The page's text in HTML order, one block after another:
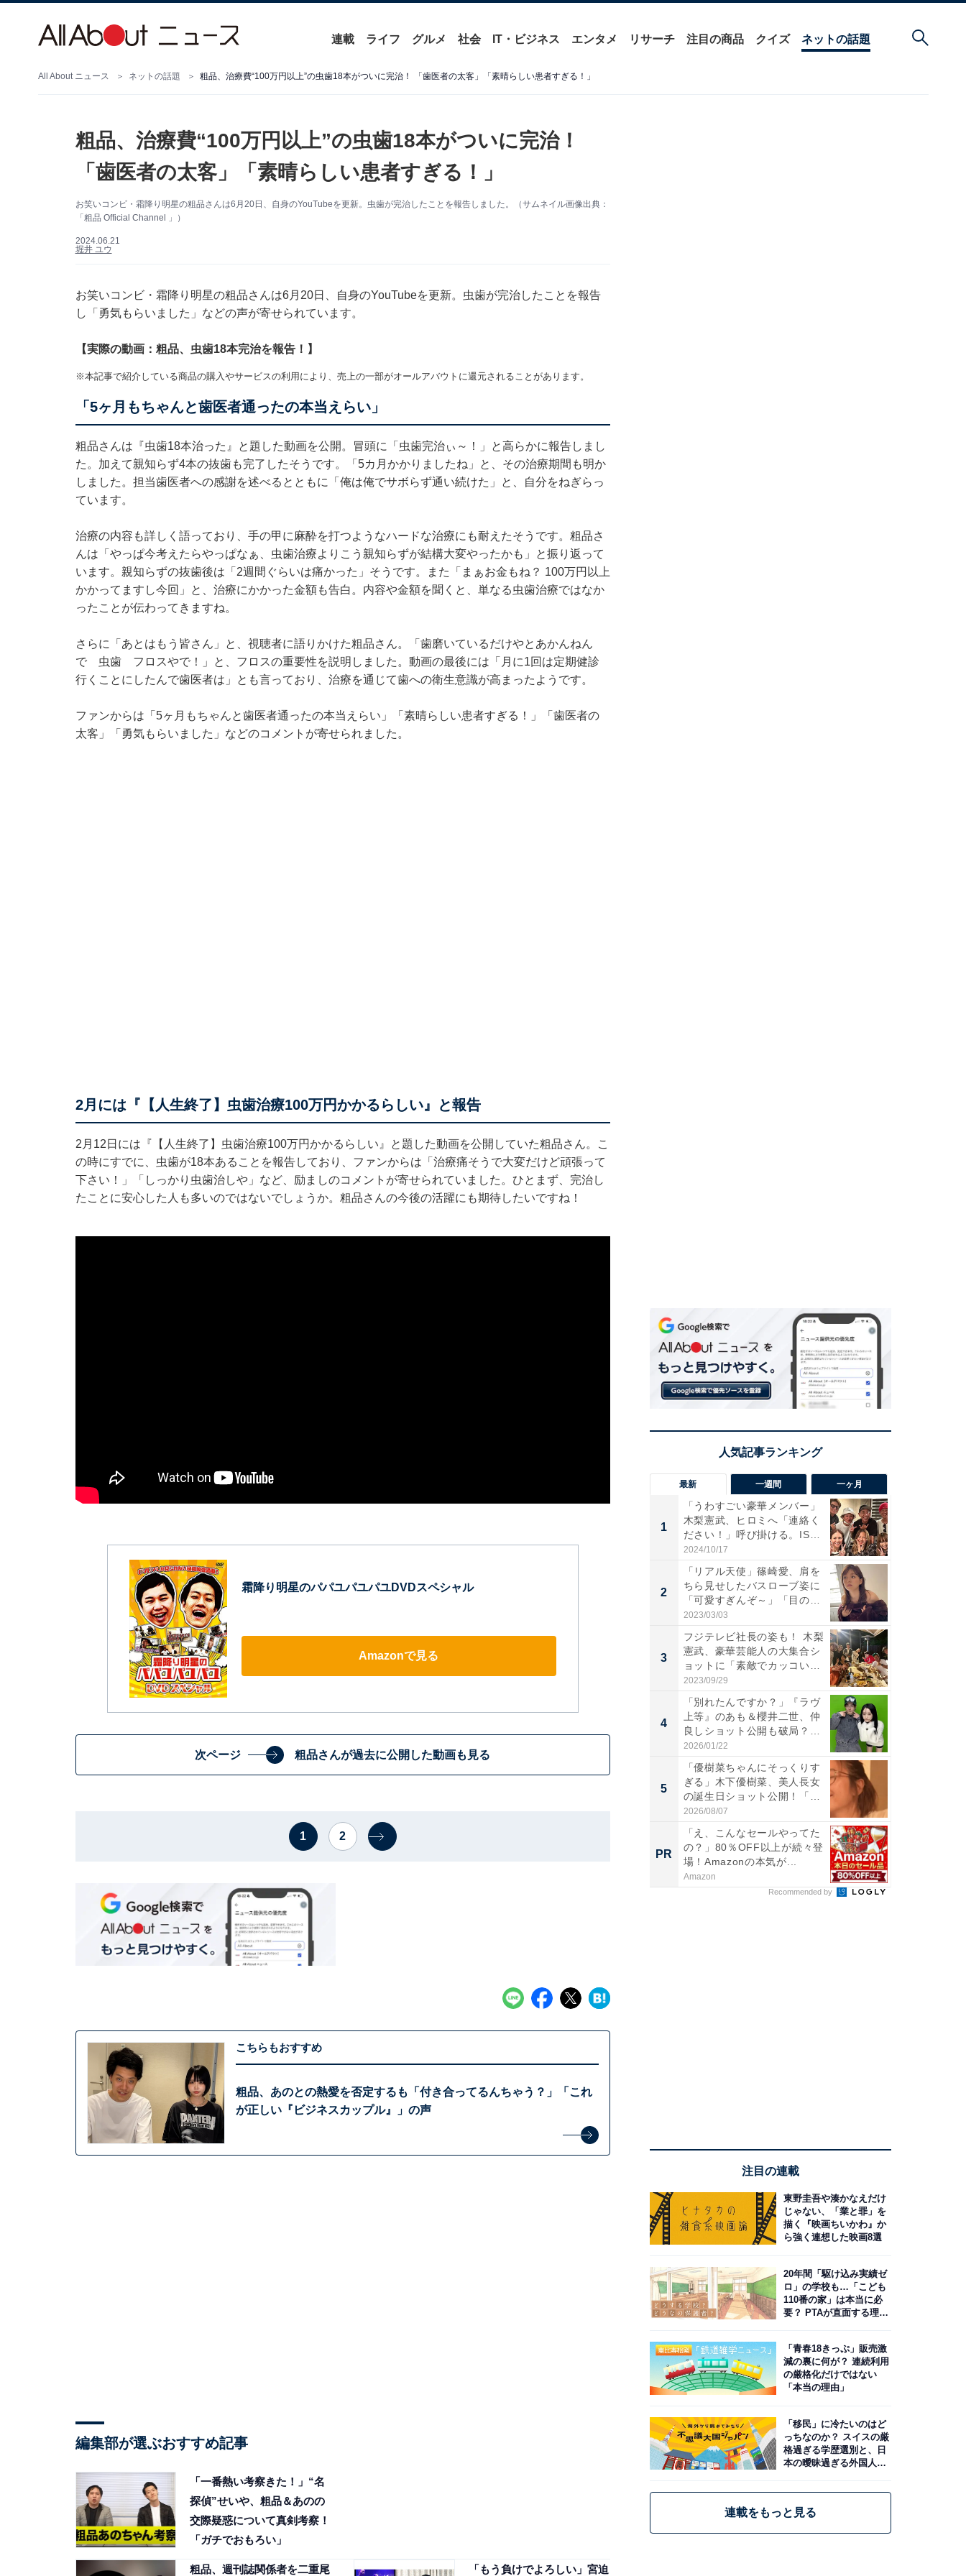
連載 ライフ グルメ 社会 IT・ビジネス エンタメ リサーチ 注目の商品 クイズ ネットの話題
All About ニュース ネットの話題 粗品、治療費“100万円以上”の虫歯18本がついに完治！ 「歯医者の太客」「素晴らしい患者すぎる！」
粗品、治療費“100万円以上”の虫歯18本がついに完治！
「歯医者の太客」「素晴らしい患者すぎる！」
お笑いコンビ・霜降り明星の粗品さんは6月20日、自身のYouTubeを更新。虫歯が完治したことを報告しました。（サムネイル画像出典：
「粗品 Official Channel 」）
2024.06.21
堀井 ユウ
お笑いコンビ・霜降り明星の粗品さんは6月20日、自身のYouTubeを更新。虫歯が完治したことを報告
し「勇気もらいました」などの声が寄せられています。
【実際の動画：粗品、虫歯18本完治を報告！】
※本記事で紹介している商品の購入やサービスの利用により、売上の一部がオールアバウトに還元されることがあります。
「5ヶ月もちゃんと歯医者通ったの本当えらい」
粗品さんは『虫歯18本治った』と題した動画を公開。冒頭に「虫歯完治ぃ～！」と高らかに報告しまし
た。加えて親知らず4本の抜歯も完了したそうです。「5カ月かかりましたね」と、その治療期間も明か
しました。担当歯医者への感謝を述べるとともに「俺は俺でサボらず通い続けた」と、自分をねぎらっ
ています。
治療の内容も詳しく語っており、手の甲に麻酔を打つようなハードな治療にも耐えたそうです。粗品さ
んは「やっぱ今考えたらやっぱなぁ、虫歯治療よりこう親知らずが結構大変やったかも」と振り返って
います。親知らずの抜歯後は「2週間ぐらいは痛かった」そうです。また「まぁお金もね？ 100万円以上
かかってますし今回」と、治療にかかった金額も告白。内容や金額を聞くと、単なる虫歯治療ではなか
ったことが伝わってきますね。
さらに「あとはもう皆さん」と、視聴者に語りかけた粗品さん。「歯磨いているだけやとあかんねん
で 虫歯 フロスやで！」と、フロスの重要性を説明しました。動画の最後には「月に1回は定期健診
行くことにしたんで歯医者は」とも言っており、治療を通じて歯への衛生意識が高まったようです。
ファンからは「5ヶ月もちゃんと歯医者通ったの本当えらい」「素晴らしい患者すぎる！」「歯医者の
太客」「勇気もらいました」などのコメントが寄せられました。
2月には『【人生終了】虫歯治療100万円かかるらしい』と報告
2月12日には『【人生終了】虫歯治療100万円かかるらしい』と題した動画を公開していた粗品さん。こ
の時にすでに、虫歯が18本あることを報告しており、ファンからは「治療痛そうで大変だけど頑張って
下さい！」「しっかり虫歯治しや」など、励ましのコメントが寄せられていました。ひとまず、完治し
たことに安心した人も多いのではないでしょうか。粗品さんの今後の活躍にも期待したいですね！
霜降り明星のパパユパユパユDVDスペシャル
Amazonで見る
次ページ 粗品さんが過去に公開した動画も見る
1 2
こちらもおすすめ
粗品、あのとの熱愛を否定するも「付き合ってるんちゃう？」「これ
が正しい『ビジネスカップル』」の声
編集部が選ぶおすすめ記事
「一番熱い考察きた！」“名
探偵”せいや、粗品＆あのの
交際疑惑について真剣考察！
「ガチでおもろい」
粗品、週刊誌関係者を二重尾 「もう負けでよろしい」宮迫
最新 一週間 一ヶ月
1
「うわすごい豪華メンバー」
木梨憲武、ヒロミへ「連絡く
ださい！」呼び掛ける。IS
S...
2024/10/17
2
「リアル天使」篠崎愛、肩を
ちら見せしたバスローブ姿に
「可愛すぎんぞ～」「目の表
情...
2023/03/03
3
フジテレビ社長の姿も！ 木梨
憲武、豪華芸能人の大集合シ
ョットに「素敵でカッコい
い...
2023/09/29
4
「別れたんですか？」『ラヴ
上等』のあも＆櫻井二世、仲
良しショット公開も破局？
「...
2026/01/22
5
「優樹菜ちゃんにそっくりす
ぎる」木下優樹菜、美人長女
の誕生日ショット公開！「1
4...
2026/08/07
PR
「え、こんなセールやってた
の？」80％OFF以上が続々登
場！Amazonの本気が...
Amazon
Recommended by
注目の連載
東野圭吾や湊かなえだけ
じゃない、「業と罪」を
描く『映画ちいかわ』か
ら強く連想した映画8選
20年間「駆け込み実績ゼ
ロ」の学校も…「こども
110番の家」は本当に必
要？ PTAが直面する理想
「青春18きっぷ」販売激
減の裏に何が？ 連続利用
の厳格化だけではない
「本当の理由」
「移民」に冷たいのはど
っちなのか？ スイスの厳
格過ぎる学歴選別と、日
本の曖昧過ぎる外国人政
連載をもっと見る